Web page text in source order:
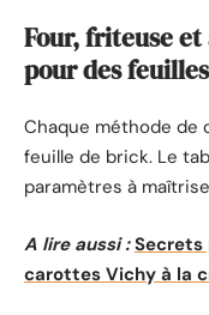
Four, friteuse
pour des
Chaque méthode de
feuille de brick. Le
paramètres à
A lire aussi : Secrets
carottes Vichy à la